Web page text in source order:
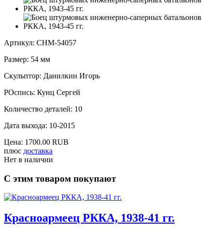
Артикул: CHM-54057
Размер: 54 мм
Скульптор: Данилкин Игорь
РОспись: Кунц Сергей
Количество деталей: 10
Дата выхода: 10-2015
Цена: 1700.00 RUB
плюс доставка
Нет в наличии
С этим товаром покупают
Красноармеец РККА, 1938-41 гг.